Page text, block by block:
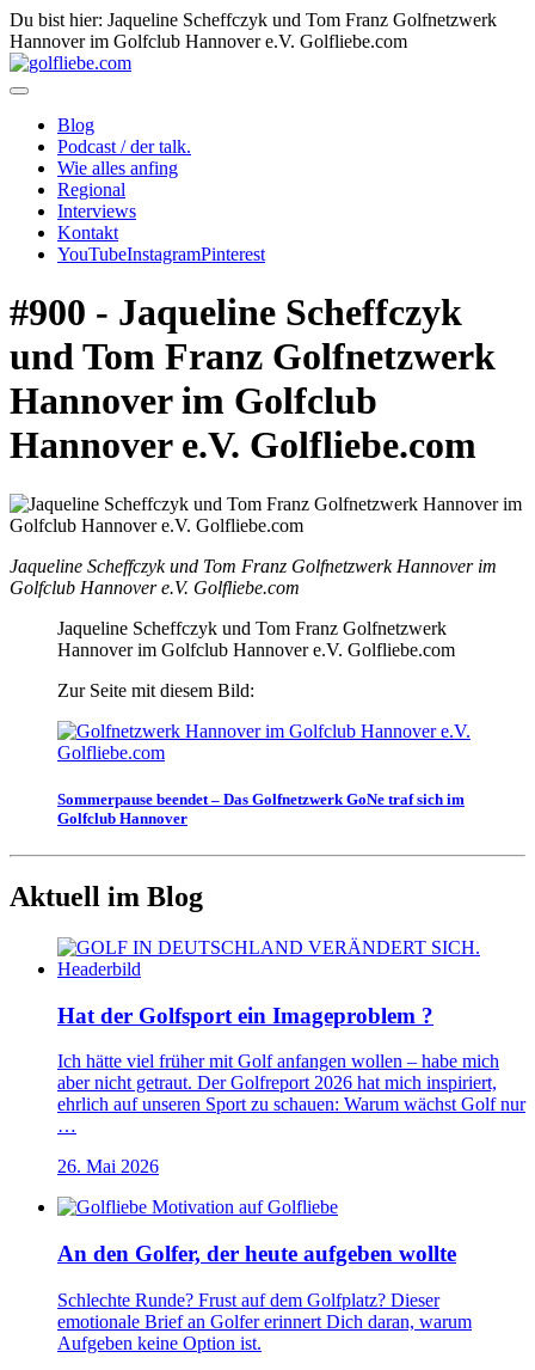
Du bist hier: Jaqueline Scheffczyk und Tom Franz Golfnetzwerk
Hannover im Golfclub Hannover e.V. Golfliebe.com
Blog
Podcast / der talk.
Wie alles anfing
Regional
Interviews
Kontakt
YouTubeInstagramPinterest
#900 - Jaqueline Scheffczyk
und Tom Franz Golfnetzwerk
Hannover im Golfclub
Hannover e.V. Golfliebe.com
Jaqueline Scheffczyk und Tom Franz Golfnetzwerk Hannover im
Golfclub Hannover e.V. Golfliebe.com
Jaqueline Scheffczyk und Tom Franz Golfnetzwerk
Hannover im Golfclub Hannover e.V. Golfliebe.com
Zur Seite mit diesem Bild:
Sommerpause beendet – Das Golfnetzwerk GoNe traf sich im
Golfclub Hannover
Aktuell im Blog
Hat der Golfsport ein Imageproblem ?
Ich hätte viel früher mit Golf anfangen wollen – habe mich
aber nicht getraut. Der Golfreport 2026 hat mich inspiriert,
ehrlich auf unseren Sport zu schauen: Warum wächst Golf nur
…
26. Mai 2026
An den Golfer, der heute aufgeben wollte
Schlechte Runde? Frust auf dem Golfplatz? Dieser
emotionale Brief an Golfer erinnert Dich daran, warum
Aufgeben keine Option ist.